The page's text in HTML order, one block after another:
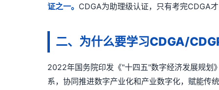
证之一。 CDGA为助理级认证，只有考完CDGA
二、为什么要学习CDGA/
2022年国务院印发《"十四五"数字经济发展规划
系，协同推进数字产业化和产业数字化，赋能传